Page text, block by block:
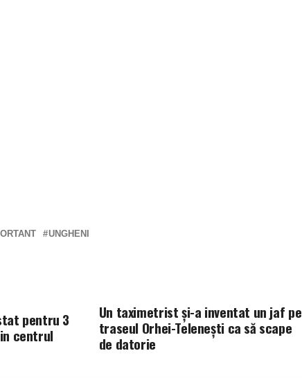
UNGHENI
Un taximetrist și-a inventat un jaf pe
traseul Orhei-Telenești ca să scape
de datorie
pentru 3
centrul